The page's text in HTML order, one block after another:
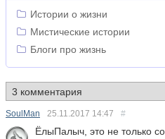
Истории о жизни
Мистические истории
Блоги про жизнь
SoulMan 25.11.2017 14:47 #
ЁлыПалыч, это не только